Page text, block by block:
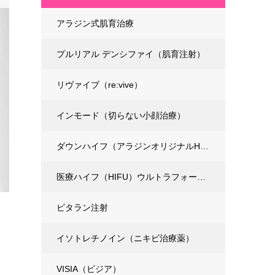
アラジン式肌育治療
プルリアル デンシファイ（肌育注射）
リヴァイブ（re:vive）
インモード（切らない小顔治療）
ビタラン注射
イソトレチノイン（ニキビ治療薬）
VISIA（ビジア）